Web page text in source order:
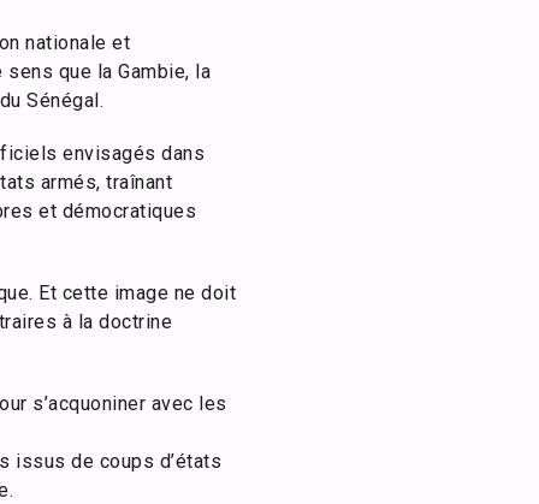
nationale et
que la Gambie, la
Sénégal.
envisagés dans
armés, traînant
et démocratiques
Et cette image ne doit
à la doctrine
s’acquoniner avec les
issus de coups d’états